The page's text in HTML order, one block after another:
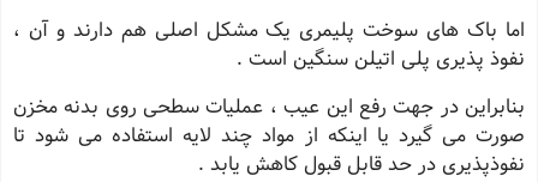
اما باک های سوخت پلیمری یک مشکل اصلی هم دارند و آن ،
نفوذ پذیری پلی اتیلن سنگین است .
بنابراین در جهت رفع این عیب ، عملیات سطحی روی بدنه مخزن
صورت می گیرد یا اینکه از مواد چند لایه استفاده می شود تا
نفوذپذیری در حد قابل قبول کاهش یابد .